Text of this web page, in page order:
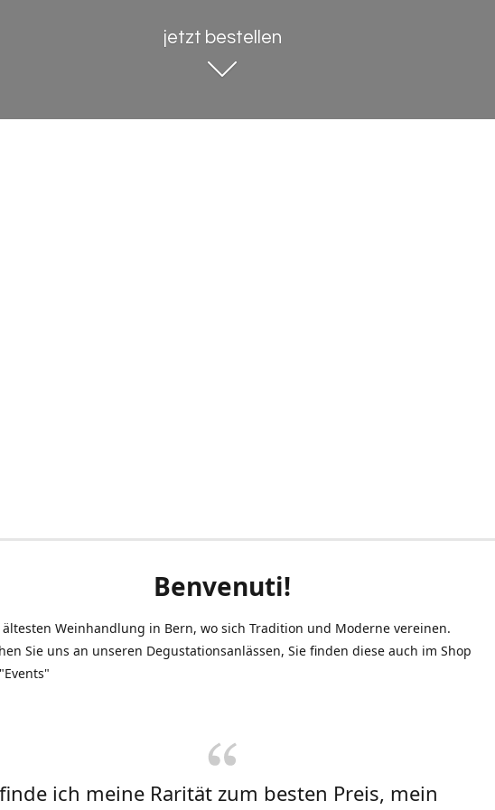
jetzt bestellen
Benvenuti!
Weinhandlung in Bern, wo sich Tradition und Moderne vereinen.
Sie uns an unseren Degustationsanlässen, Sie finden diese auch im Shop
ich meine Rarität zum besten Preis, mein